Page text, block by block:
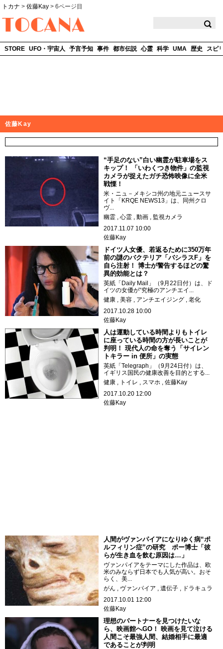
トカナ > 佐藤Kay > 6ページ目
STORE UFO・宇宙人 予言予知 事件 都市伝説 心霊 科学 UMA 歴史 スピ
佐藤Kay
“手足のない”白い幽霊が駐車場をス
キップ！ 「いわくつき物件」の監視
カメラが捉えたガチ恐怖映像に全米
戦慄！
米・ニュ－メキシコ州の地元ニュースサ
イト「KRQE NEWS13」は、同州クロ
ヴ...
幽霊
心霊 動画
監視カメラ
2017.11.07 10:00
佐藤Kay
ドイツ人女優、若返るために350万年
前の謎のバクテリア「バシラスF」を
自ら注射！ 博士が警告するほどの驚
異的効能とは？
英紙「Daily Mail」（9月22日付）は、ド
イツの女優が“究極のアンチエイ...
健康
美容 アンチエイジング
老化
2017.10.28 10:00
佐藤Kay
人は運動している時間よりもトイレ
に座っている時間の方が長いことが
判明！ 現代人の命を奪う「サイレン
トキラー in 便所」の実態
英紙「Telegraph」（9月24日付）は、
イギリス国民の健康改善を目的とする...
健康
トイレ スマホ
佐藤Kay
2017.10.20 12:00
佐藤Kay
人間がヴァンパイアになりゆく病“ポ
ルフィリン症”の研究 ポー博士「彼
らが生き血を飲む原因は…」
ヴァンパイアをテーマにした作品は、欧
米のみならず日本でも人気が高い。おそ
らく、美...
がん
ヴァンパイア 遺伝子
ドラキュラ
2017.10.01 12:00
佐藤Kay
理想のパートナーを見つけたいな
ら、映画館へGO！ 映画を見て泣ける
人間こそ最強人間、結婚相手に最適
であることが判明